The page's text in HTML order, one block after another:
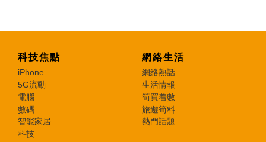
科技焦點
iPhone
5G流動
電腦
數碼
智能家居
科技
網絡生活
網絡熱話
生活情報
筍買着數
旅遊筍料
熱門話題